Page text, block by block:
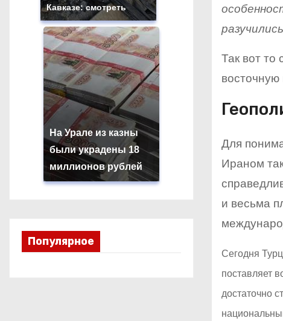
Кавказе: смотреть
На Урале из казны
были украдены 18
миллионов рублей
Популярное
Так вот то
восточную
Для
Ираном
и весьма
Сегодня
поставляет
достаточно